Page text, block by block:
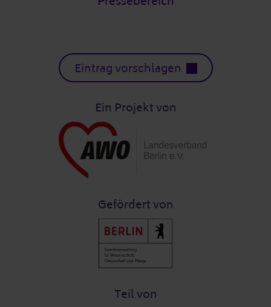
Eintrag vorschlagen
Ein Projekt von
Gefördert von
Teil von